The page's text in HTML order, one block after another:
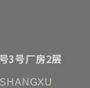
3号厂房2层